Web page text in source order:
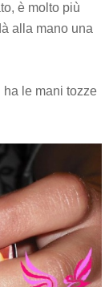
è molto più
alla mano una
ha le mani tozze